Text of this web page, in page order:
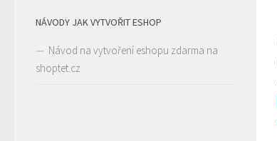
NÁVODY JAK VYTVOŘIT ESHOP
Návod na vytvoření eshopu zdarma na
shoptet.cz